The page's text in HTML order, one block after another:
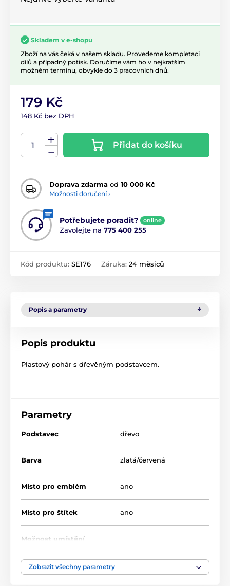
Skladem v e-shopu
Zboží na vás čeká v našem skladu. Provedeme kompletaci
dílů a případný potisk. Doručíme vám ho v nejkratším
možném termínu, obvykle do 3 pracovních dnů.
179 Kč
148 Kč bez DPH
Přidat do košíku
Doprava zdarma od 10 000 Kč
Možnosti doručení ›
Potřebujete poradit? online
Zavolejte na 775 400 255
Kód produktu: SE176 Záruka: 24 měsíců
Popis a parametry
Popis produktu
Plastový pohár s dřevěným podstavcem.
Parametry
Podstavec dřevo
Barva zlatá/červená
Místo pro emblém ano
Místo pro štítek ano
Možnost umístění
Výška cm 21-19-18
Zobrazit všechny parametry